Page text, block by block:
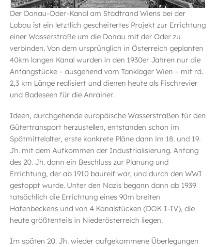
Der Donau-Oder-Kanal am Stadtrand Wiens bei der
Lobau ist ein letztlich gescheitertes Projekt zur Errichtung
einer Wasserstraße um die Donau mit der Oder zu
verbinden. Von dem ursprünglich in Österreich geplanten
40km langen Kanal wurden in den 1930er Jahren nur die
Anfangstücke – ausgehend vom Tanklager Wien – mit rd.
2,3 km Länge realisiert und dienen heute als Fischrevier
und Badeseen für die Anrainer.
Ideen, durchgehende europäische Wasserstraßen für den
Gütertransport herzustellen, entstanden schon im
Spätmittelalter, erste konkrete Pläne dann im 18. und 19.
Jh. mit dem Aufkommen der Industrialisierung. Anfang
des 20. Jh. dann ein Beschluss zur Planung und
Errichtung, der ab 1910 baureif war, und durch den WWI
gestoppt wurde. Unter den Nazis begann dann ab 1939
tatsächlich die Errichtung eines 90m breiten
Hafenbeckens und von 4 Kanalstücken (DOK I-IV), die
heute größtenteils in Niederösterreich liegen.
Im späten 20. Jh. wieder aufgekommene Überlegungen